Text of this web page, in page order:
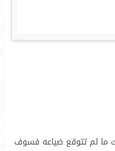
ما لم تتوقع ضياعه فسوف